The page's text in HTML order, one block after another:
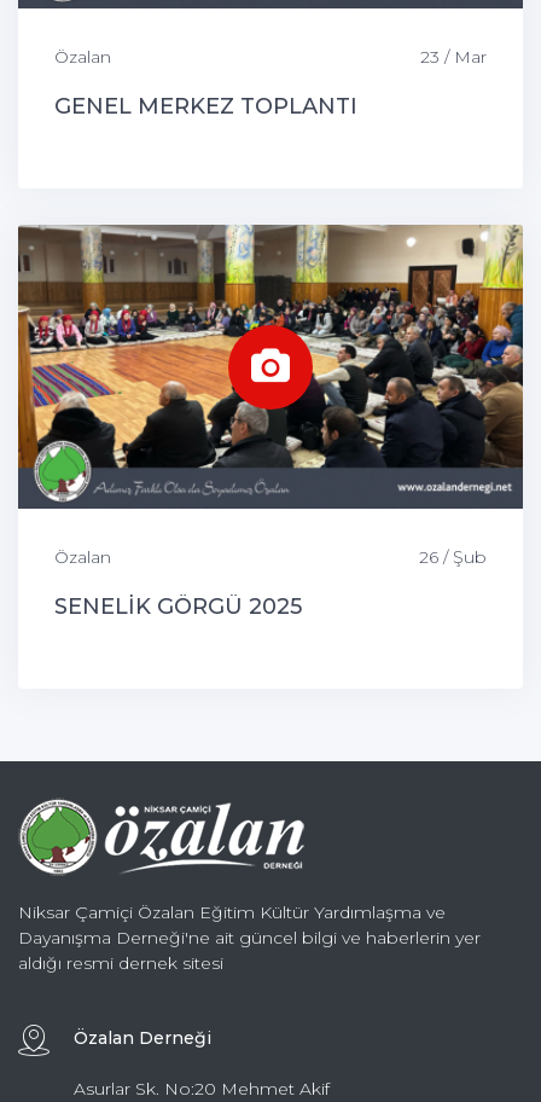
Özalan 23 / Mar
GENEL MERKEZ TOPLANTI
Özalan 26 / Şub
SENELİK GÖRGÜ 2025
Niksar Çamiçi Özalan Eğitim Kültür Yardımlaşma ve
Dayanışma Derneği'ne ait güncel bilgi ve haberlerin yer
aldığı resmi dernek sitesi
Özalan Derneği
Asurlar Sk. No:20 Mehmet Akif